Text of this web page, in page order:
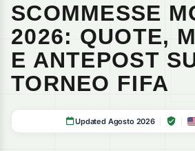
SCOMMESSE
2026: QUOTE,
E ANTEPOST
TORNEO FIFA
Updated Agosto 2026